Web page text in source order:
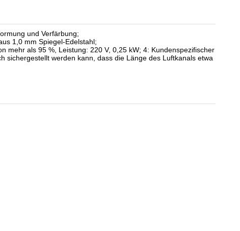
und Verfärbung;
1,0 mm Spiegel-Edelstahl;
mehr als 95 %, Leistung: 220 V, 0,25 kW; 4: Kundenspezifischer
sichergestellt werden kann, dass die Länge des Luftkanals etwa